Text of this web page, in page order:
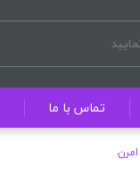
تماس با ما